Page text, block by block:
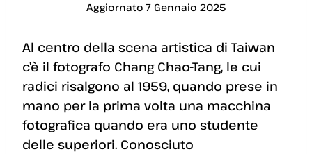
Aggiornato 7 Gennaio 2025
Al centro della scena artistica di Taiwan
c’è il fotografo Chang Chao-Tang, le cui
radici risalgono al 1959, quando prese in
mano per la prima volta una macchina
fotografica quando era uno studente
delle superiori. Conosciuto